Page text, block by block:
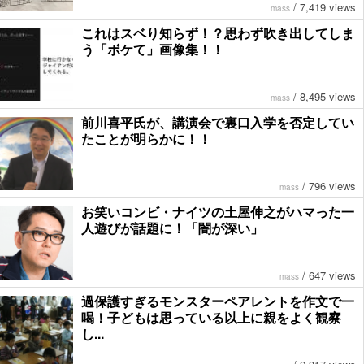
mass / 7,419 views
これはスベり知らず！？思わず吹き出してしま
う「ボケて」画像集！！
mass / 8,495 views
前川喜平氏が、講演会で裏口入学を否定してい
たことが明らかに！！
mass / 796 views
お笑いコンビ・ナイツの土屋伸之がハマった一
人遊びが話題に！「闇が深い」
mass / 647 views
過保護すぎるモンスターペアレントを作文で一
喝！子どもは思っている以上に親をよく観察
し...